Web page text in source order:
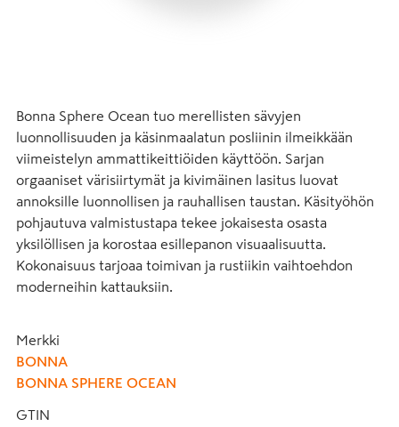
Bonna Sphere Ocean tuo merellisten sävyjen
luonnollisuuden ja käsinmaalatun posliinin ilmeikkään
viimeistelyn ammattikeittiöiden käyttöön. Sarjan
orgaaniset värisiirtymät ja kivimäinen lasitus luovat
annoksille luonnollisen ja rauhallisen taustan. Käsityöhön
pohjautuva valmistustapa tekee jokaisesta osasta
yksilöllisen ja korostaa esillepanon visuaalisuutta.
Kokonaisuus tarjoaa toimivan ja rustiikin vaihtoehdon
moderneihin kattauksiin.
Merkki
BONNA
BONNA SPHERE OCEAN
GTIN